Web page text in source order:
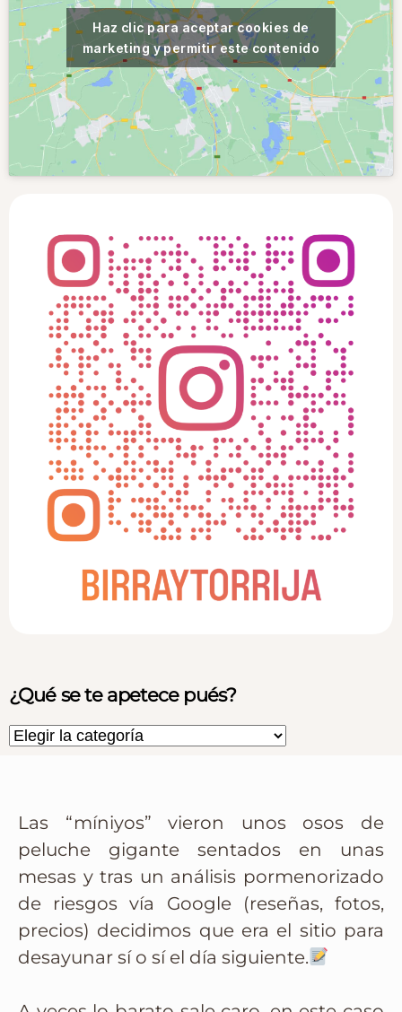
Las “míniyos” vieron unos osos de
peluche gigante sentados en unas
mesas y tras un análisis pormenorizado
de riesgos vía Google (reseñas, fotos,
precios) decidimos que era el sitio para
desayunar sí o sí el día siguiente.
Haz clic para aceptar cookies de
marketing y permitir este contenido
¿Qué se te apetece pués?